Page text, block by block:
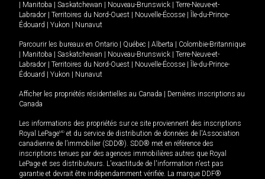
Manitoba Saskatchewan Nouveau-Brunswick
Terre-Neuve-et-
Labrador
Territoires du Nord-Ouest Nouvelle-Écosse
Île-du-Prince-
Édouard
Yukon Nunavut
Parcourir les bureaux en Ontario Québec Alberta
Colombie-Britannique
Manitoba Saskatchewan Nouveau-Brunswick
Terre-Neuve-et-
Labrador
Territoires du Nord-Ouest Nouvelle-Écosse
Île-du-Prince-
Édouard
Yukon Nunavut
Afficher les propriétés résidentielles au Canada
Dernières inscriptions au
Canada
Les informations des propriétés sur ce site proviennent des inscriptions
Royal LePageMD et du service de distribution de données de l'Association
canadienne de l’immobilier (SDD®). SDD® met en référence des
inscriptions tenues par des agences immobilières autres que Royal
LePage et ses distributeurs. L'exactitude de l'information n'est pas
garantie et devrait être indépendamment vérifiée. La marque DDF®